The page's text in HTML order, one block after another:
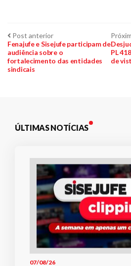
Navegação
de
Post
Post anteriorPost
anterior:
Fenajufe e Sisejufe participam de
audiência sobre o
fortalecimento das entidades
sindicais
PL
de
ÚLTIMAS NOTÍCIAS
07/08/26